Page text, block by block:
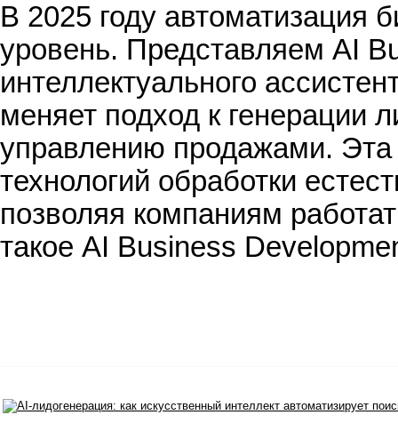
В 2025 году автоматизация
уровень. Представляем AI
интеллектуального
меняет подход к генерации
управлению продажами.
технологий обработки
позволяя компаниям
такое AI Business